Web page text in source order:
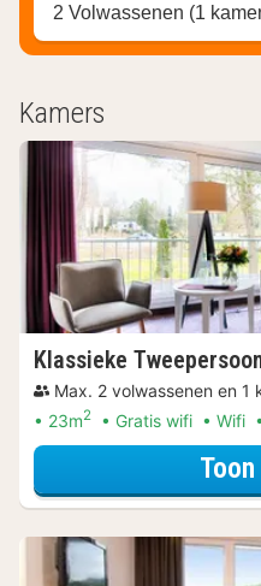
2 Volwassenen (1
Kamers
Klassieke
Max. 2 volwassenen en 1
23m2 Gratis wifi Wifi